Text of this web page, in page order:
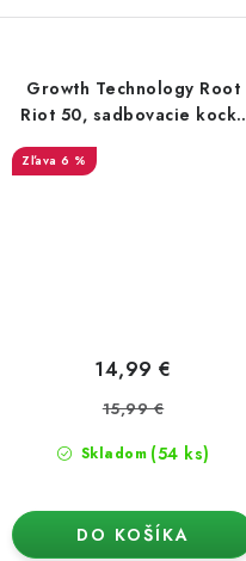
Growth Technology Root
Riot 50, sadbovacie kocky
bez sadbovača (50 ks)
6 %
Skladom (54 ks)
14,99 €
15,99 €
DO KOŠÍKA